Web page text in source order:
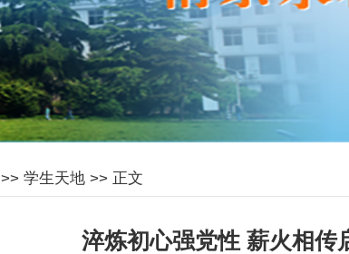
>> 学生天地 >> 正文
淬炼初心强党性 薪火相